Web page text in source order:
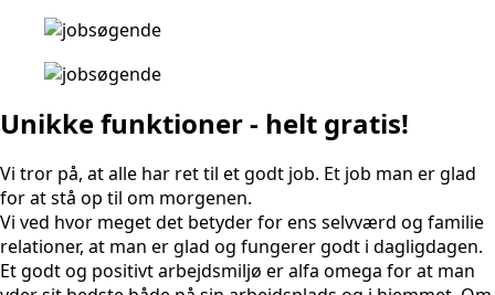
Unikke funktioner - helt gratis!
Vi tror på, at alle har ret til et godt job. Et job man er glad
for at stå op til om morgenen.
Vi ved hvor meget det betyder for ens selvværd og familie
relationer, at man er glad og fungerer godt i dagligdagen.
Et godt og positivt arbejdsmiljø er alfa omega for at man